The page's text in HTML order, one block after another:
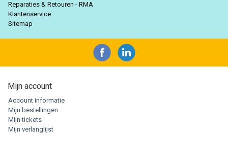
Reparaties & Retouren - RMA
Klantenservice
Sitemap
Mijn account
Account informatie
Mijn bestellingen
Mijn tickets
Mijn verlanglijst